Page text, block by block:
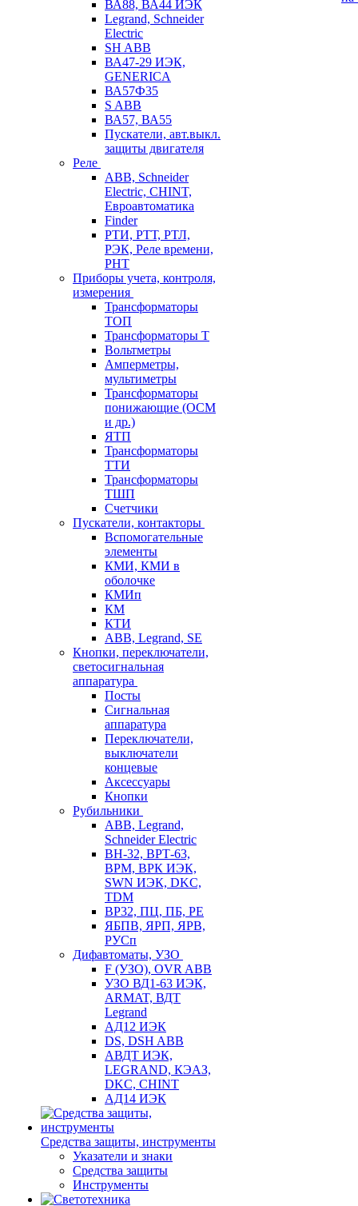
ВА88, ВА44 ИЭК
Legrand, Schneider
Electric
SH ABB
ВА47-29 ИЭК,
GENERICA
ВА57Ф35
S ABB
ВА57, ВА55
Пускатели, авт.выкл.
защиты двигателя
Реле
ABB, Schneider
Electric, CHINT,
Евроавтоматика
Finder
РТИ, РТТ, РТЛ,
РЭК, Реле времени,
РНТ
Приборы учета, контроля,
измерения
Трансформаторы
ТОП
Трансформаторы Т
Вольтметры
Амперметры,
мультиметры
Трансформаторы
понижающие (ОСМ
и др.)
ЯТП
Трансформаторы
ТТИ
Трансформаторы
ТШП
Счетчики
Пускатели, контакторы
Вспомогательные
элементы
КМИ, КМИ в
оболочке
КМИп
КМ
КТИ
ABB, Legrand, SE
Кнопки, переключатели,
светосигнальная
аппаратура
Посты
Cигнальная
аппаратура
Переключатели,
выключатели
концевые
Аксессуары
Кнопки
Рубильники
ABB, Legrand,
Schneider Electric
ВН-32, ВРТ-63,
ВРМ, ВРК ИЭК,
SWN ИЭК, DKC,
TDM
ВР32, ПЦ, ПБ, РЕ
ЯБПВ, ЯРП, ЯРВ,
РУСп
Дифавтоматы, УЗО
F (УЗО), OVR ABB
УЗО ВД1-63 ИЭК,
ARMAT, ВДТ
Legrand
АД12 ИЭК
DS, DSH ABB
АВДТ ИЭК,
LEGRAND, КЭАЗ,
DKC, CHINT
АД14 ИЭК
Средства защиты, инструменты
Указатели и знаки
Средства защиты
Инструменты